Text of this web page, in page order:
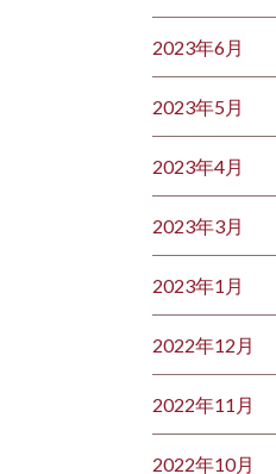
2023年6月
2023年5月
2023年4月
2023年3月
2023年1月
2022年12月
2022年11月
2022年10月